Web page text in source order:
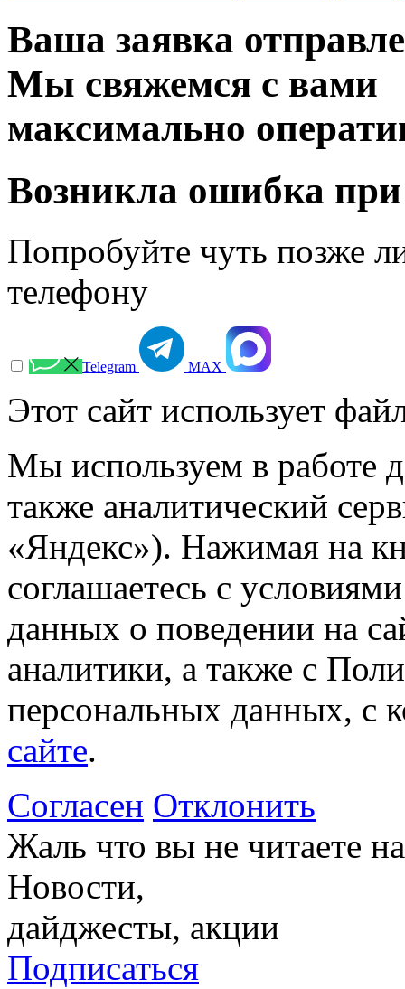
Ваша заявка
Мы свяжемся с вами
максимально
Возникла ошибка при
Попробуйте чуть позже
телефону
Telegram МАХ
Этот сайт использует
Мы используем в работе
также аналитический
«Яндекс»). Нажимая на
соглашаетесь с
данных о поведении на
аналитики, а также с
персональных данных, с
сайте.
Согласен Отклонить
Жаль что вы не читаете
Новости,
дайджесты, акции
Подписаться